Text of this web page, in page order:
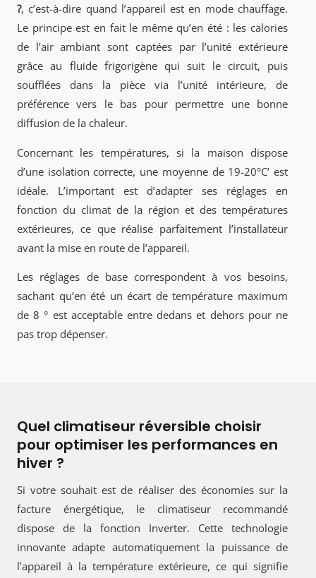
?, c’est-à-dire quand l’appareil est en mode chauffage.
Le principe est en fait le même qu’en été : les calories
de l’air ambiant sont captées par l’unité extérieure
grâce au fluide frigorigène qui suit le circuit, puis
soufflées dans la pièce via l’unité intérieure, de
préférence vers le bas pour permettre une bonne
diffusion de la chaleur.
Concernant les températures, si la maison dispose
d’une isolation correcte, une moyenne de 19-20°C’ est
idéale. L’important est d’adapter ses réglages en
fonction du climat de la région et des températures
extérieures, ce que réalise parfaitement l’installateur
avant la mise en route de l’appareil.
Les réglages de base correspondent à vos besoins,
sachant qu’en été un écart de température maximum
de 8 ° est acceptable entre dedans et dehors pour ne
pas trop dépenser.
Quel climatiseur réversible choisir
pour optimiser les performances en
hiver ?
Si votre souhait est de réaliser des économies sur la
facture énergétique, le climatiseur recommandé
dispose de la fonction Inverter. Cette technologie
innovante adapte automatiquement la puissance de
l’appareil à la température extérieure, ce qui signifie